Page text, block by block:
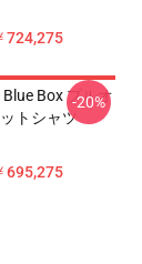
724,275
Box プルオ
トシャツ
695,275
-20%